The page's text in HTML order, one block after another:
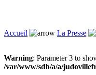
Accueil La Presse
Warning: Parameter 3 to
/var/www/sdb/a/a/